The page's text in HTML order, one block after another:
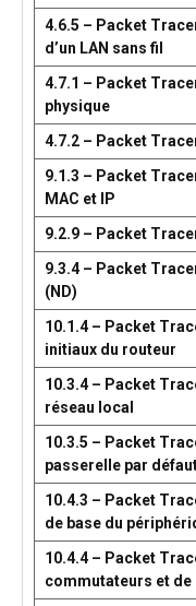
4.6.5 – Packet
d’un LAN sans fil
4.7.1 – Packet
physique
4.7.2 – Packet
9.1.3 – Packet
MAC et IP
9.2.9 – Packet
9.3.4 – Packet
(ND)
10.1.4 – Packet
initiaux du routeur
10.3.4 – Packet
réseau local
10.3.5 – Packet
passerelle par
10.4.3 – Packet
de base du
10.4.4 – Packet
commutateurs et de